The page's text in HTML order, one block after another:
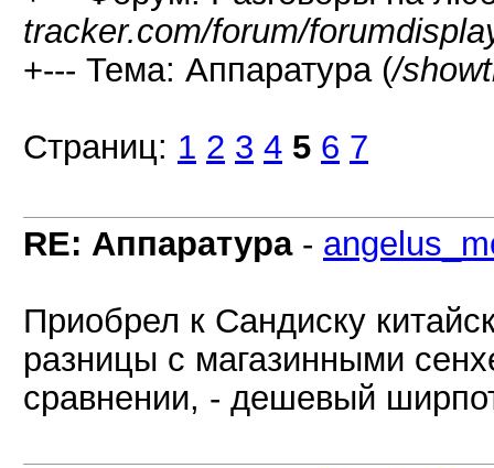
tracker.com/forum/
+--- Тема: Аппаратура (/
Страниц: 1 2 3 4 5 6 7
RE: Аппаратура-
Приобрел к Сандиску
разницы с магазинными
сравнении, - дешевый